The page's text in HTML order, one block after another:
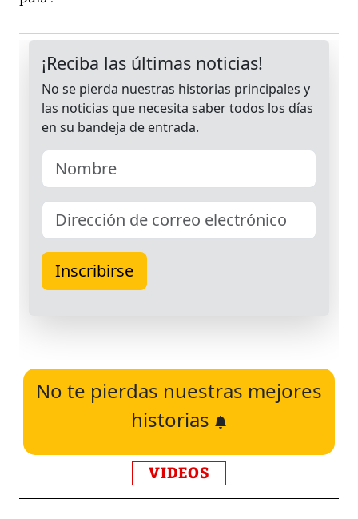
No te pierdas nuestras mejores
historias
VIDEOS